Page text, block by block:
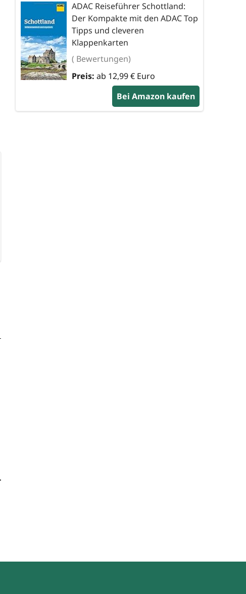
ADAC Reiseführer Schottland:
Der Kompakte mit den ADAC Top
Tipps und cleveren
Klappenkarten
( Bewertungen)
Preis: ab 12,99 € Euro
Bei Amazon kaufen